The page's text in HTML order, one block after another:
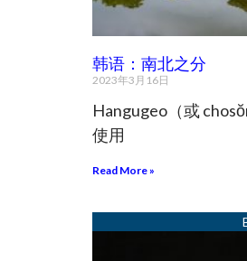
韩语：南北之分
2023年3月16日
Hangugeo（或
使用
Read More »